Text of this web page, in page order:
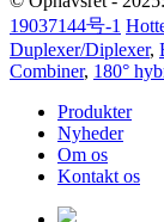
19037144号-1
Duplexer/Diplexer,
Combiner, 180°
Produkter
Nyheder
Om os
Kontakt os